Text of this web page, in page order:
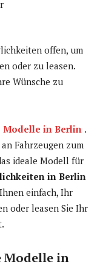
offen, um
oder zu leasen.
Wünsche zu
Modelle in Berlin .
Fahrzeugen zum
ideale Modell für
in Berlin
einfach, Ihr
oder leasen Sie Ihr
Modelle in